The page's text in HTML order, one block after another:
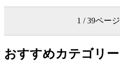
1 / 39ページ
おすすめカテゴリー